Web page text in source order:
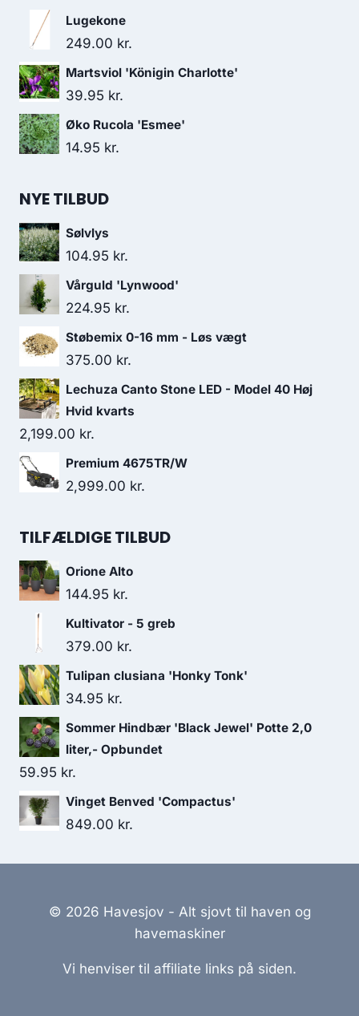
Lugekone
249.00 kr.
Martsviol 'Königin Charlotte'
39.95 kr.
Øko Rucola 'Esmee'
14.95 kr.
NYE TILBUD
Sølvlys
104.95 kr.
Vårguld 'Lynwood'
224.95 kr.
Støbemix 0-16 mm - Løs vægt
375.00 kr.
Lechuza Canto Stone LED - Model 40 Høj
Hvid kvarts
2,199.00 kr.
Premium 4675TR/W
2,999.00 kr.
TILFÆLDIGE TILBUD
Orione Alto
144.95 kr.
Kultivator - 5 greb
379.00 kr.
Tulipan clusiana 'Honky Tonk'
34.95 kr.
Sommer Hindbær 'Black Jewel' Potte 2,0
liter,- Opbundet
59.95 kr.
Vinget Benved 'Compactus'
849.00 kr.
© 2026 Havesjov - Alt sjovt til haven og
havemaskiner
Vi henviser til affiliate links på siden.